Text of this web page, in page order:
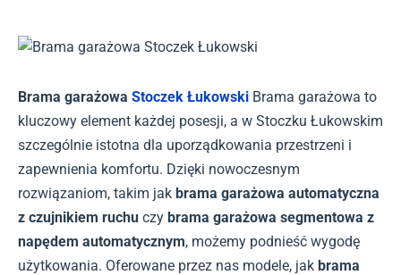
Brama garażowa Stoczek Łukowski Brama garażowa to
kluczowy element każdej posesji, a w Stoczku Łukowskim
szczególnie istotna dla uporządkowania przestrzeni i
zapewnienia komfortu. Dzięki nowoczesnym
rozwiązaniom, takim jak brama garażowa automatyczna
z czujnikiem ruchu czy brama garażowa segmentowa z
napędem automatycznym, możemy podnieść wygodę
użytkowania. Oferowane przez nas modele, jak brama